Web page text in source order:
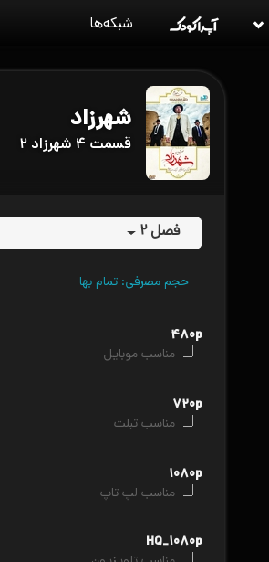
شبکه‌ها
شهرزاد
قسمت ۴ شهرزاد ۲
فصل ۲
حجم مصرفی: تمام بها
۴۸۰p
مناسب موبایل
۷۲۰p
مناسب تبلت
۱۰۸۰p
مناسب لپ تاپ
HQ_۱۰۸۰p